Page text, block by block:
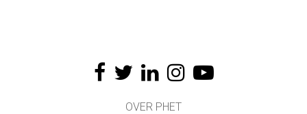
OVER PHET